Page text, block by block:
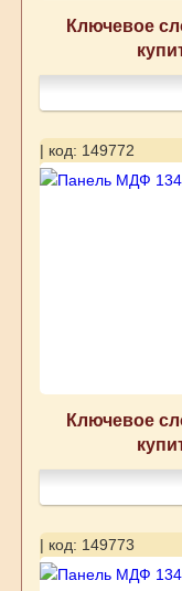
Ключевое
| код: 149772
Ключевое
| код: 149773